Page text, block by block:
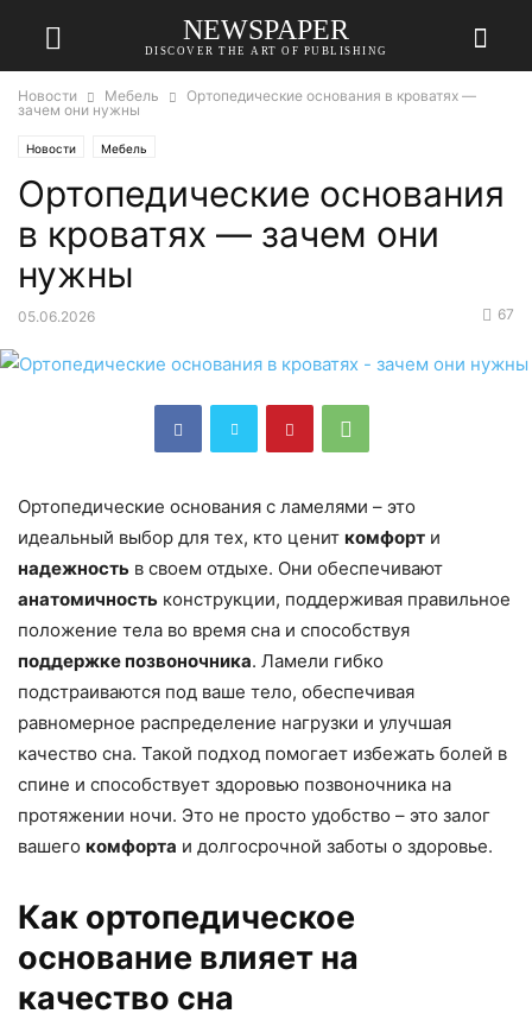
NEWSPAPER
DISCOVER THE ART OF PUBLISHING
Новости Мебель
Ортопедические основания в кроватях —
зачем они нужны
Новости Мебель
Ортопедические основания
в кроватях — зачем они
нужны
05.06.2026 67
Ортопедические основания с ламелями – это
идеальный выбор для тех, кто ценит комфорт и
надежность в своем отдыхе. Они обеспечивают
анатомичность конструкции, поддерживая правильное
положение тела во время сна и способствуя
поддержке позвоночника. Ламели гибко
подстраиваются под ваше тело, обеспечивая
равномерное распределение нагрузки и улучшая
качество сна. Такой подход помогает избежать болей в
спине и способствует здоровью позвоночника на
протяжении ночи. Это не просто удобство – это залог
вашего комфорта и долгосрочной заботы о здоровье.
Как ортопедическое
основание влияет на
качество сна